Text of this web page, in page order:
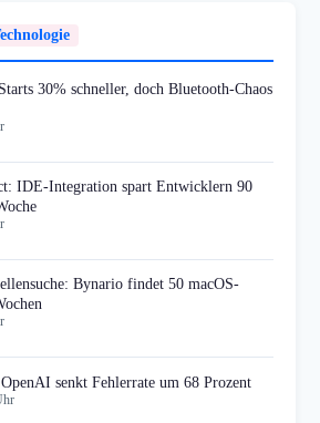
30% schneller, doch Bluetooth-Chaos
IDE-Integration spart Entwicklern 90
Bynario findet 50 macOS-
senkt Fehlerrate um 68 Prozent